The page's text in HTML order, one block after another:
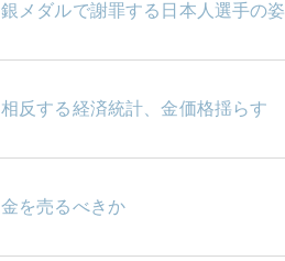
銀メダルで謝罪する日本人選手の姿
相反する経済統計、金価格揺らす
金を売るべきか